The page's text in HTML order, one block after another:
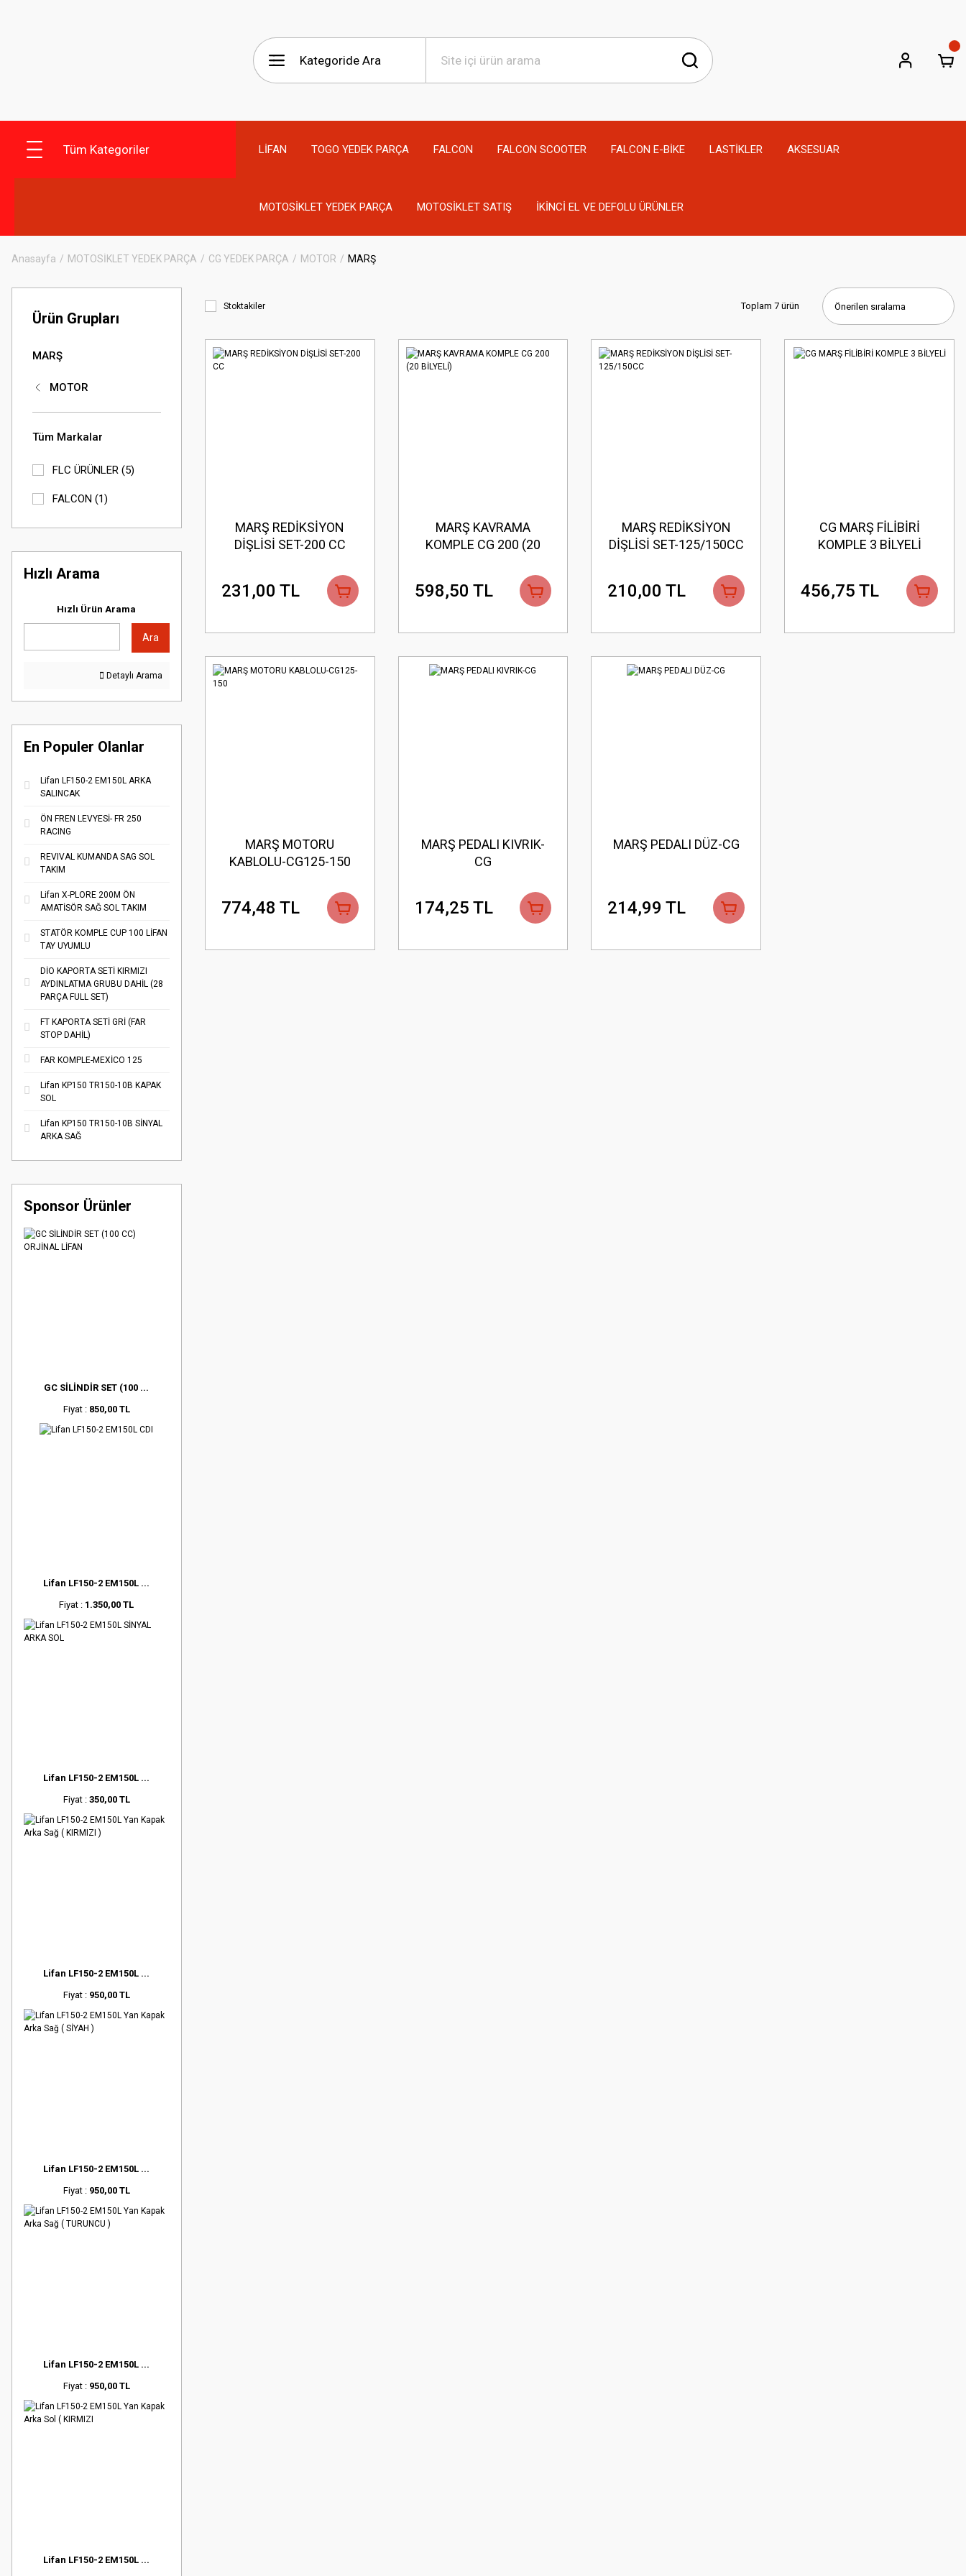
Tüm Kategoriler LİFAN TOGO YEDEK PARÇA FALCON FALCON SCOOTER FALCON E-BİKE LASTİKLER AKSESUAR
MOTOSİKLET YEDEK PARÇA MOTOSİKLET SATIŞ İKİNCİ EL VE DEFOLU ÜRÜNLER
Anasayfa MOTOSİKLET YEDEK PARÇA CG YEDEK PARÇA MOTOR MARŞ
Ürün Grupları
MARŞ
MOTOR
Tüm Markalar
FLC ÜRÜNLER (5)
FALCON (1)
Hızlı Arama
Hızlı Ürün Arama
Ara
Detaylı Arama
En Populer Olanlar
Lifan LF150-2 EM150L ARKA
SALINCAK
ÖN FREN LEVYESİ- FR 250
RACING
REVIVAL KUMANDA SAG SOL
TAKIM
Lifan X-PLORE 200M ÖN
AMATİSÖR SAĞ SOL TAKIM
STATÖR KOMPLE CUP 100 LİFAN
TAY UYUMLU
DİO KAPORTA SETİ KIRMIZI
AYDINLATMA GRUBU DAHİL (28
PARÇA FULL SET)
FT KAPORTA SETİ GRİ (FAR
STOP DAHİL)
FAR KOMPLE-MEXİCO 125
Lifan KP150 TR150-10B KAPAK
SOL
Lifan KP150 TR150-10B SİNYAL
ARKA SAĞ
Sponsor Ürünler
GC SİLİNDİR SET (100 ...
Fiyat : 850,00 TL
Lifan LF150-2 EM150L ...
Fiyat : 1.350,00 TL
Lifan LF150-2 EM150L ...
Fiyat : 350,00 TL
Lifan LF150-2 EM150L ...
Fiyat : 950,00 TL
Lifan LF150-2 EM150L ...
Fiyat : 950,00 TL
Lifan LF150-2 EM150L ...
Fiyat : 950,00 TL
Lifan LF150-2 EM150L ...
Stoktakiler Toplam 7 ürün
MARŞ REDİKSİYON
DİŞLİSİ SET-200 CC
231,00 TL
MARŞ KAVRAMA
KOMPLE CG 200 (20
598,50 TL
MARŞ REDİKSİYON
DİŞLİSİ SET-125/150CC
210,00 TL
CG MARŞ FİLİBİRİ
KOMPLE 3 BİLYELİ
456,75 TL
MARŞ MOTORU
KABLOLU-CG125-150
774,48 TL
MARŞ PEDALI KIVRIK-
CG
174,25 TL
MARŞ PEDALI DÜZ-CG
214,99 TL